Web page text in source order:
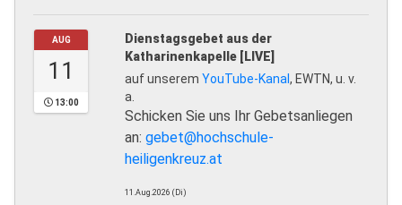
AUG
11
13:00
Dienstagsgebet aus der
Katharinenkapelle [LIVE]
auf unserem YouTube-Kanal, EWTN, u. v.
a.
Schicken Sie uns Ihr Gebetsanliegen
an: gebet@hochschule-
heiligenkreuz.at
11.Aug.2026 (Di)